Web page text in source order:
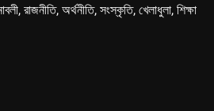
রাজনীতি, অর্থনীতি, সংস্কৃতি, খেলাধুলা, শিক্ষা